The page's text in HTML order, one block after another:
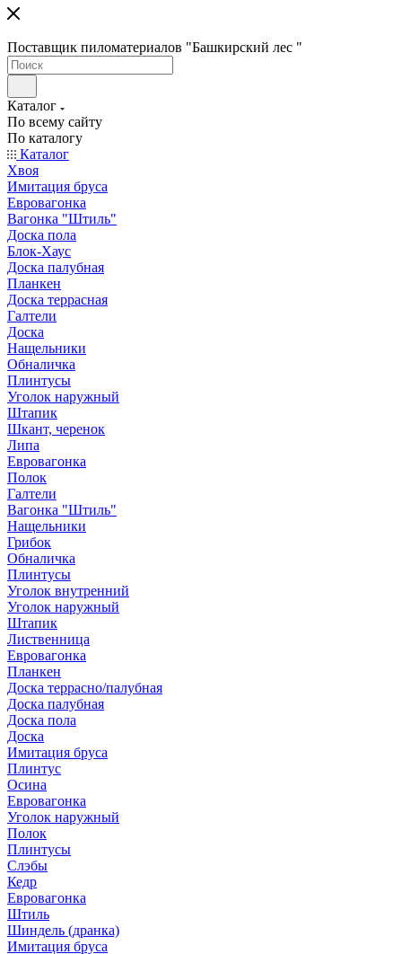
Поставщик пиломатериалов "Башкирский лес "
Каталог
По всему сайту
По каталогу
Каталог
Хвоя
Имитация бруса
Евровагонка
Вагонка "Штиль"
Доска пола
Блок-Хаус
Доска палубная
Планкен
Доска террасная
Галтели
Доска
Нащельники
Обналичка
Плинтусы
Уголок наружный
Штапик
Шкант, черенок
Липа
Евровагонка
Полок
Галтели
Вагонка "Штиль"
Нащельники
Грибок
Обналичка
Плинтусы
Уголок внутренний
Уголок наружный
Штапик
Лиственница
Евровагонка
Планкен
Доска террасно/палубная
Доска палубная
Доска пола
Доска
Имитация бруса
Плинтус
Осина
Евровагонка
Уголок наружный
Полок
Плинтусы
Слэбы
Кедр
Евровагонка
Штиль
Шиндель (дранка)
Имитация бруса